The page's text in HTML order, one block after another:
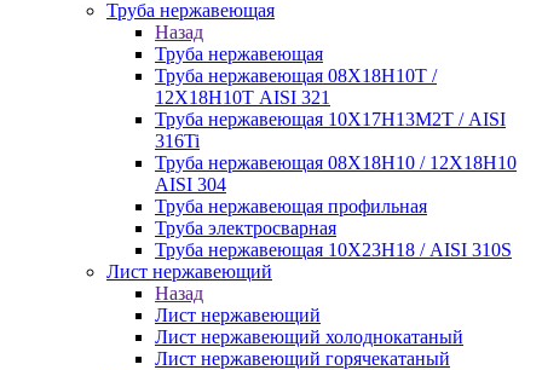
Труба нержавеющая
Назад
Труба нержавеющая
Труба нержавеющая 08Х18Н10Т /
12Х18Н10Т AISI 321
Труба нержавеющая 10Х17Н13М2Т / AISI
316Ti
Труба нержавеющая 08Х18Н10 / 12Х18Н10
AISI 304
Труба нержавеющая профильная
Труба электросварная
Труба нержавеющая 10Х23Н18 / AISI 310S
Лист нержавеющий
Назад
Лист нержавеющий
Лист нержавеющий холоднокатаный
Лист нержавеющий горячекатаный